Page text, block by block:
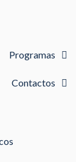
Programas
Contactos